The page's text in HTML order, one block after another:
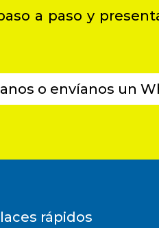
a paso y
o envíanos un
rápidos